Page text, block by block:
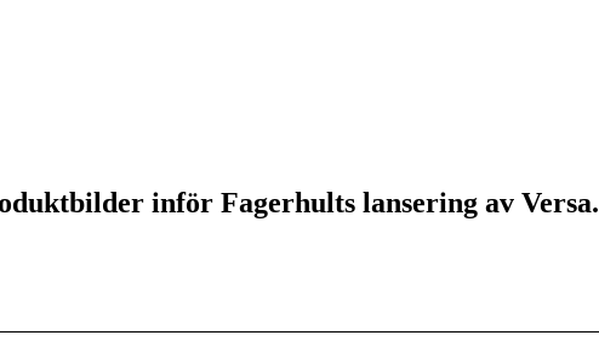
inför Fagerhults lansering av Versa.